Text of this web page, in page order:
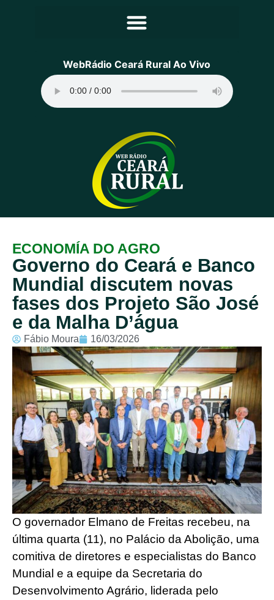
Principal
Programação
Equipe
Contato
Sobre
WebRádio Ceará Rural Ao Vivo
ECONOMÍA DO AGRO
Governo do Ceará e Banco
Mundial discutem novas
fases dos Projeto São José
e da Malha D’água
Fábio Moura 16/03/2026
O governador Elmano de Freitas recebeu, na
última quarta (11), no Palácio da Abolição, uma
comitiva de diretores e especialistas do Banco
Mundial e a equipe da Secretaria do
Desenvolvimento Agrário, liderada pelo